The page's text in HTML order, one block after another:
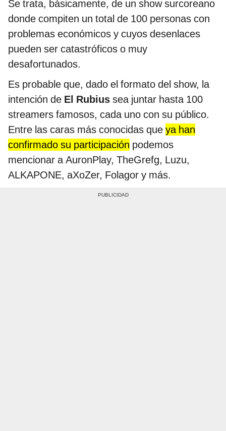
Se trata, básicamente, de un show surcoreano
donde compiten un total de 100 personas con
problemas económicos y cuyos desenlaces
pueden ser catastróficos o muy
desafortunados.
Es probable que, dado el formato del show, la
intención de El Rubius sea juntar hasta 100
streamers famosos, cada uno con su público.
Entre las caras más conocidas que ya han
confirmado su participación podemos
mencionar a AuronPlay, TheGrefg, Luzu,
ALKAPONE, aXoZer, Folagor y más.